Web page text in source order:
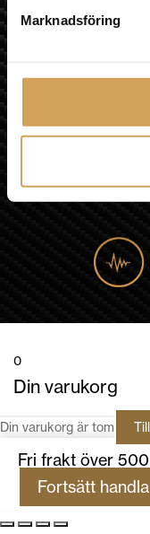
Marknadsföring
0
Din varukorg
Din varukorg är tom
Fri frakt över
Fortsätt handla